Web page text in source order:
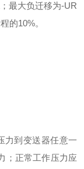
最大负迁移为-UR
的10%。
力到变送器任意一
；正常工作压力应